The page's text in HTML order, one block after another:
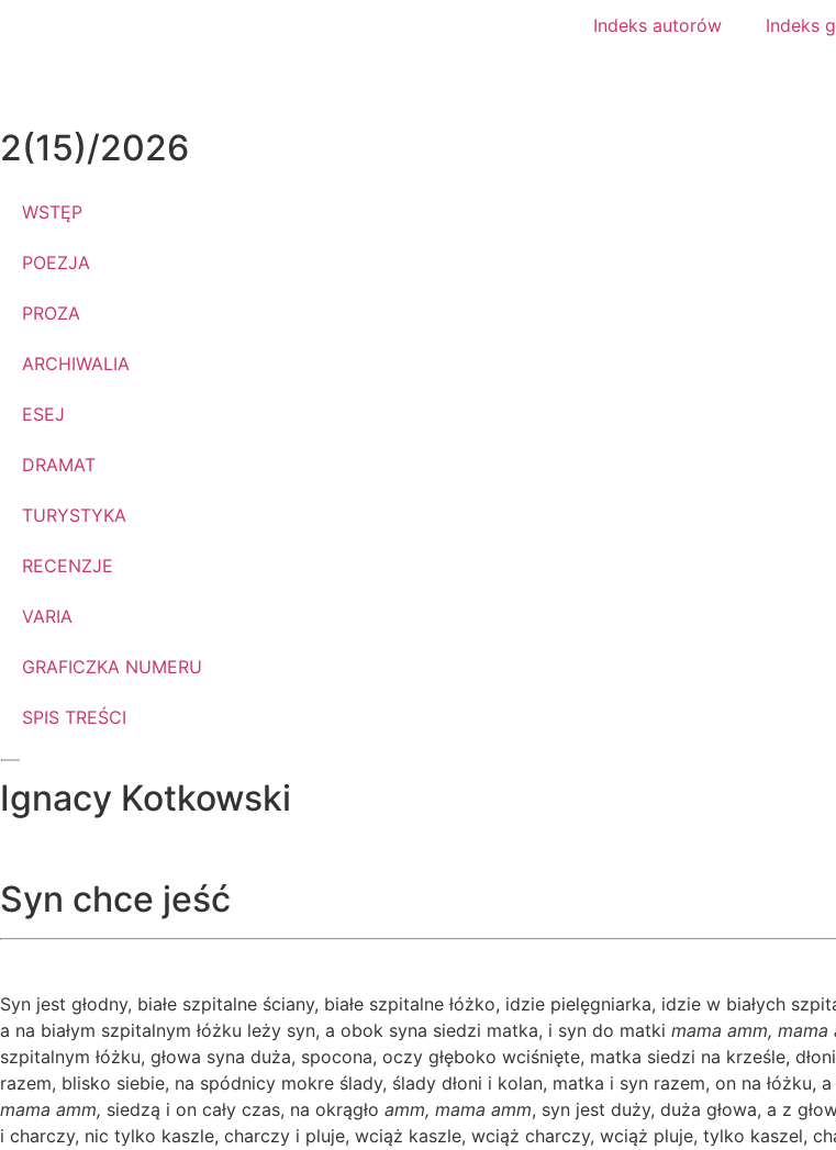
Indeks autorów Indeks
2(15)/2026
WSTĘP
POEZJA
PROZA
ARCHIWALIA
ESEJ
DRAMAT
TURYSTYKA
RECENZJE
VARIA
GRAFICZKA NUMERU
SPIS TREŚCI
Ignacy Kotkowski
Syn chce jeść
Syn jest głodny, białe szpitalne ściany, białe szpitalne łóżko, idzie pielęgniarka, idzie w białych
a na białym szpitalnym łóżku leży syn, a obok syna siedzi matka, i syn do matki mama amm, mama
szpitalnym łóżku, głowa syna duża, spocona, oczy głęboko wciśnięte, matka siedzi na krześle,
razem, blisko siebie, na spódnicy mokre ślady, ślady dłoni i kolan, matka i syn razem, on na łóżku,
mama amm, siedzą i on cały czas, na okrągło amm, mama amm, syn jest duży, duża głowa, a z
i charczy, nic tylko kaszle, charczy i pluje, wciąż kaszle, wciąż charczy, wciąż pluje, tylko kaszel,